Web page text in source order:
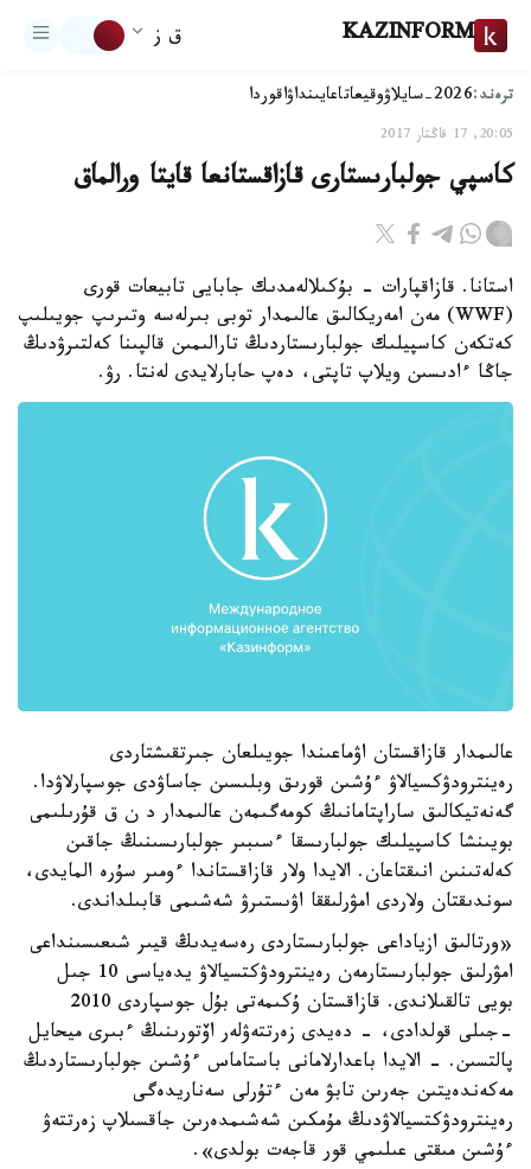
KAZINFORM ق ز
ترەند:2026-سايلاۋ وقيعاتاعايىنداۋاقوردا
20:05, 17 قاڭتار 2017
كاسپي جولبارىستارى قازاقستانعا قايتا ورالماق
استانا. قازاقپارات - بۇكىلالەمدىك جابايى تابيعات قورى
(WWF) مەن امەريكالىق عالىمدار توبى بىرلەسە وتىرىپ جويىلىپ
كەتكەن كاسپيلىك جولبارىستاردىڭ تارالىمىن قالپىنا كەلتىرۋدىڭ
جاڭا ءادىسىن ويلاپ تاپتى، دەپ حابارلايدى لەنتا. رۋ.
عالىمدار قازاقستان اۋماعىندا جويىلعان جىرتقىشتاردى
رەينترودۋكسيالاۋ ءۇشىن قورىق وبلىسىن جاساۋدى جوسپارلاۋدا.
گەنەتيكالىق ساراپتامانىڭ كومەگىمەن عالىمدار د ن ق قۇرىلىمى
بويىنشا كاسپيلىك جولبارىسقا ءسىبىر جولبارىسىنىڭ جاقىن
كەلەتىنىن انىقتاعان. الايدا ولار قازاقستاندا ءومىر سۇرە المايدى،
سوندىقتان ولاردى امۋرلىققا اۋىستىرۋ شەشىمى قابىلداندى.
«ورتالىق ازياداعى جولبارىستاردى رەسەيدىڭ قيىر شىعىسىنداعى
امۋرلىق جولبارىستارمەن رەينترودۋكتسيالاۋ يدەياسى 10 جىل
بويى تالقىلاندى. قازاقستان ۇكىمەتى بۇل جوسپاردى 2010
-جىلى قولدادى، - دەيدى زەرتتەۋلەر اۆتورىنىڭ ءبىرى ميحايل
پالتسىن. - الايدا باعدارلامانى باستاماس ءۇشىن جولبارىستاردىڭ
مەكەندەيتىن جەرىن تابۋ مەن ءتۇرلى سەناريدەگى
رەينترودۋكتسيالاۋدىڭ مۇمكىن شەشىمدەرىن جاقسىلاپ زەرتتەۋ
ءۇشىن مىقتى عىلىمي قور قاجەت بولدى».